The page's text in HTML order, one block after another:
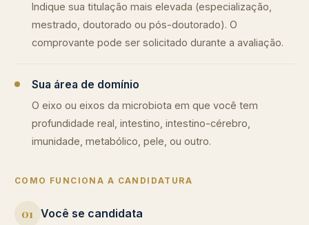
Indique sua titulação mais elevada (especialização,
mestrado, doutorado ou pós-doutorado). O
comprovante pode ser solicitado durante a avaliação.
Sua área de domínio
O eixo ou eixos da microbiota em que você tem
profundidade real, intestino, intestino-cérebro,
imunidade, metabólico, pele, ou outro.
COMO FUNCIONA A CANDIDATURA
01 Você se candidata